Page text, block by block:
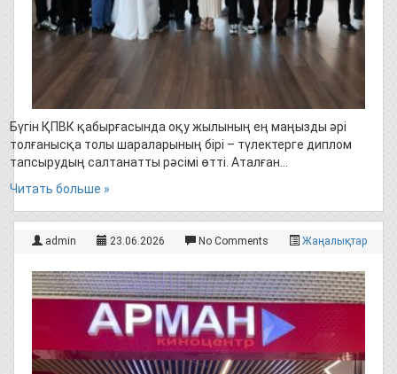
Бүгін ҚПВК қабырғасында оқу жылының ең маңызды әрі
толғанысқа толы шараларының бірі – түлектерге диплом
тапсырудың салтанатты рәсімі өтті. Аталған…
Читать больше »
admin 23.06.2026 No Comments Жаңалықтар